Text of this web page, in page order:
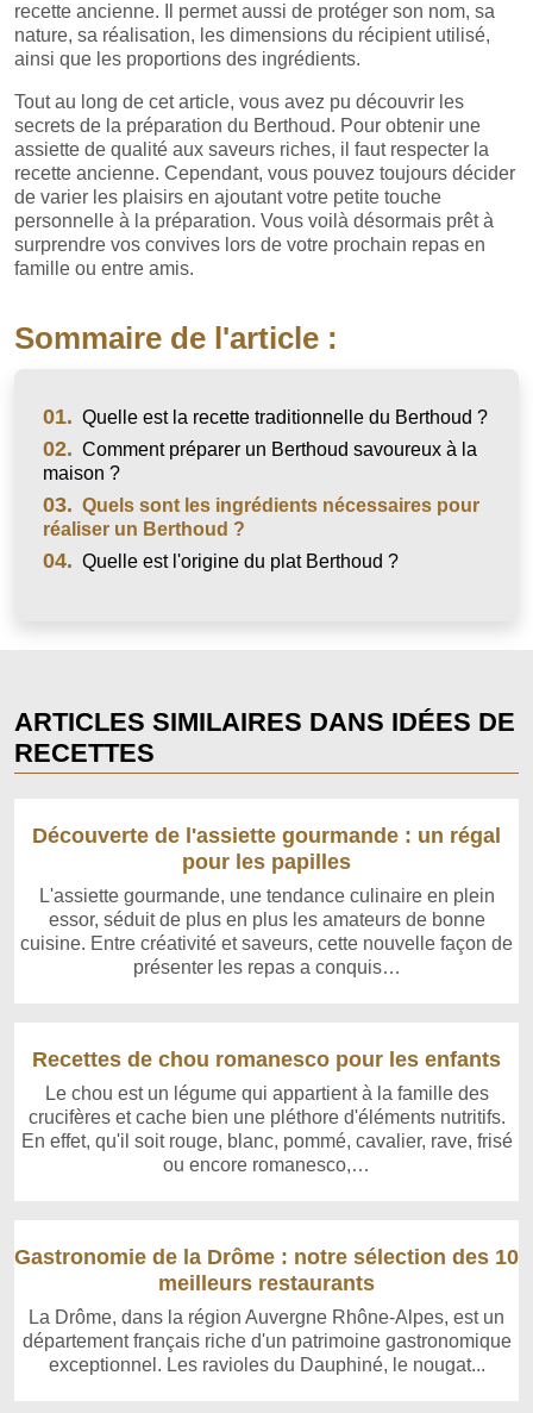
recette ancienne. Il permet aussi de protéger son nom, sa
nature, sa réalisation, les dimensions du récipient utilisé,
ainsi que les proportions des ingrédients.
Tout au long de cet article, vous avez pu découvrir les
secrets de la préparation du Berthoud. Pour obtenir une
assiette de qualité aux saveurs riches, il faut respecter la
recette ancienne. Cependant, vous pouvez toujours décider
de varier les plaisirs en ajoutant votre petite touche
personnelle à la préparation. Vous voilà désormais prêt à
surprendre vos convives lors de votre prochain repas en
famille ou entre amis.
Sommaire de l'article :
01. Quelle est la recette traditionnelle du Berthoud ?
02. Comment préparer un Berthoud savoureux à la
maison ?
03. Quels sont les ingrédients nécessaires pour
réaliser un Berthoud ?
04. Quelle est l'origine du plat Berthoud ?
ARTICLES SIMILAIRES DANS IDÉES DE
RECETTES
Découverte de l'assiette gourmande : un régal
pour les papilles
L'assiette gourmande, une tendance culinaire en plein
essor, séduit de plus en plus les amateurs de bonne
cuisine. Entre créativité et saveurs, cette nouvelle façon de
présenter les repas a conquis…
Recettes de chou romanesco pour les enfants
Le chou est un légume qui appartient à la famille des
crucifères et cache bien une pléthore d'éléments nutritifs.
En effet, qu'il soit rouge, blanc, pommé, cavalier, rave, frisé
ou encore romanesco,…
Gastronomie de la Drôme : notre sélection des 10
meilleurs restaurants
La Drôme, dans la région Auvergne Rhône-Alpes, est un
département français riche d'un patrimoine gastronomique
exceptionnel. Les ravioles du Dauphiné, le nougat...